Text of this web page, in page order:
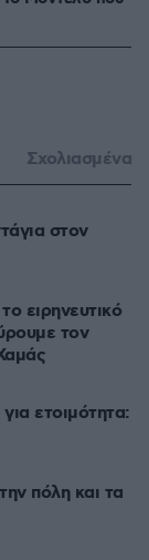
Σχολιασμένα
στον
ειρηνευτικό
τον
ετοιμότητα:
πόλη και τα